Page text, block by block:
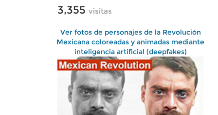
3,355 visitas
Ver fotos de personajes de la Revolución
Mexicana coloreadas y animadas mediante
inteligencia artificial (deepfakes)